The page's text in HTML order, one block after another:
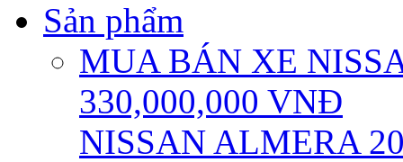
Sản phẩm
MUA BÁN XE
330,000,000 VNĐ
NISSAN ALMERA